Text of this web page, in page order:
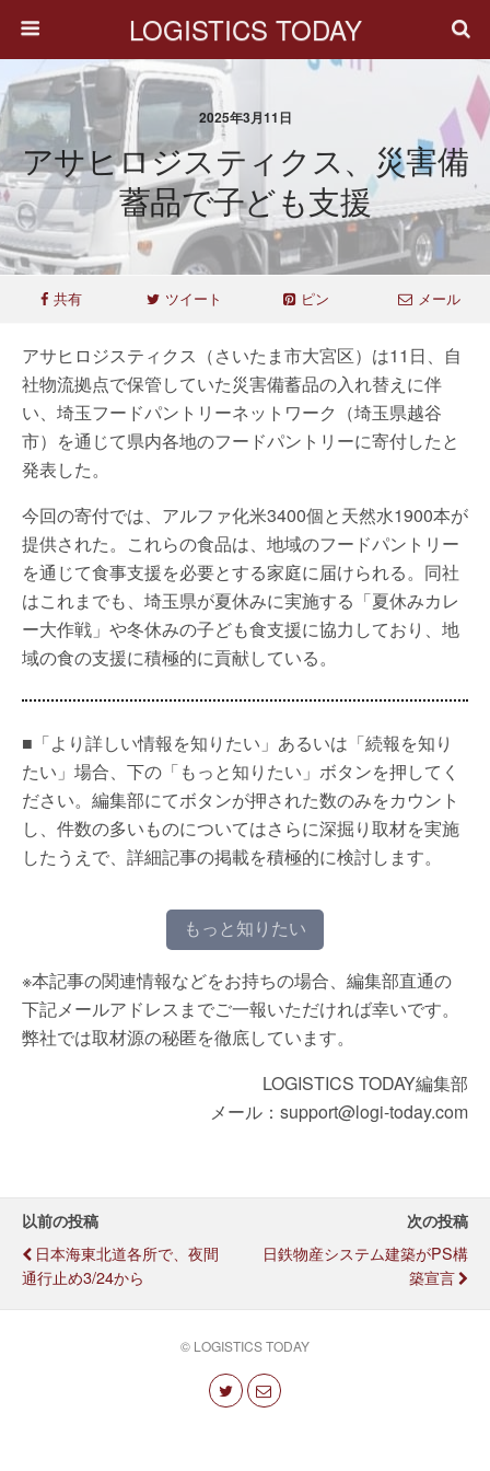
LOGISTICS TODAY
2025年3月11日
アサヒロジスティクス、災害備
蓄品で子ども支援
共有 ツイート ピン メール
アサヒロジスティクス（さいたま市大宮区）は11日、自
社物流拠点で保管していた災害備蓄品の入れ替えに伴
い、埼玉フードパントリーネットワーク（埼玉県越谷
市）を通じて県内各地のフードパントリーに寄付したと
発表した。
今回の寄付では、アルファ化米3400個と天然水1900本が
提供された。これらの食品は、地域のフードパントリー
を通じて食事支援を必要とする家庭に届けられる。同社
はこれまでも、埼玉県が夏休みに実施する「夏休みカレ
ー大作戦」や冬休みの子ども食支援に協力しており、地
域の食の支援に積極的に貢献している。
■「より詳しい情報を知りたい」あるいは「続報を知り
たい」場合、下の「もっと知りたい」ボタンを押してく
ださい。編集部にてボタンが押された数のみをカウント
し、件数の多いものについてはさらに深掘り取材を実施
したうえで、詳細記事の掲載を積極的に検討します。
もっと知りたい
※本記事の関連情報などをお持ちの場合、編集部直通の
下記メールアドレスまでご一報いただければ幸いです。
弊社では取材源の秘匿を徹底しています。
LOGISTICS TODAY編集部
メール：support@logi-today.com
以前の投稿
日本海東北道各所で、夜間
通行止め3/24から
次の投稿
日鉄物産システム建築がPS構
築宣言
© LOGISTICS TODAY